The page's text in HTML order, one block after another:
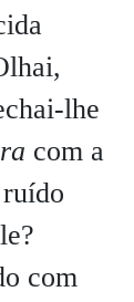
lhe
com a
com